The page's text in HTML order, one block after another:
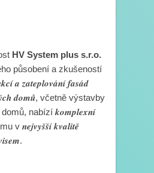
HV System plus s.r.o.
působení a zkušeností
a zateplování fasád
domů, včetně výstavby
nabízí komplexní
v nejvyšší kvalitě
.